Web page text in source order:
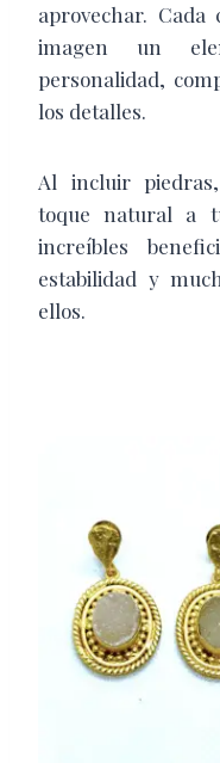
aprovechar.
imagen un
personalidad,
los detalles.
Al incluir
toque natural a
increíbles
estabilidad y
ellos.